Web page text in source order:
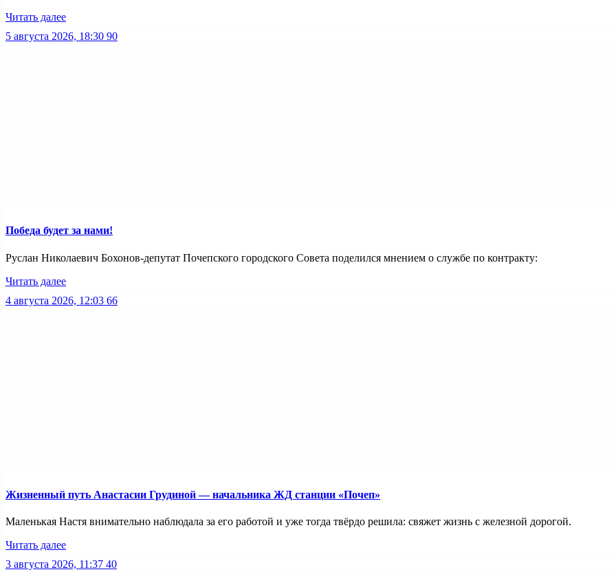
Читать далее
5 августа 2026, 18:30 90
Победа будет за нами!
Руслан Николаевич Бохонов-депутат Почепского городского Совета поделился мнением о службе по контракту:
Читать далее
4 августа 2026, 12:03 66
Жизненный путь Анастасии Грудиной — начальника ЖД станции «Почеп»
Маленькая Настя внимательно наблюдала за его работой и уже тогда твёрдо решила: свяжет жизнь с железной дорогой.
Читать далее
3 августа 2026, 11:37 40